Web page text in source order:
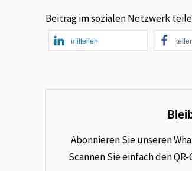
Beitrag im sozialen Netzwerk
mitteilen
Abonnieren Sie unseren
Scannen Sie einfach den